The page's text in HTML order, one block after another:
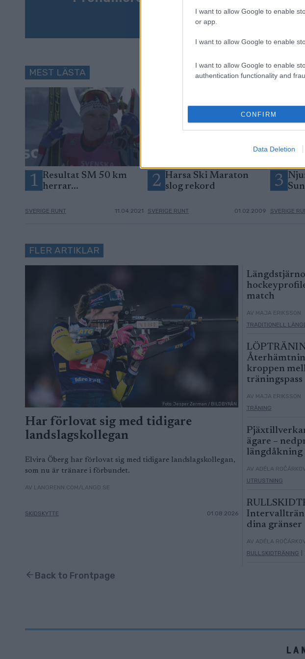
I want to allow Google to enable
or app.
I want to allow Google to enable
I want to allow Google to enable
authentication functionality and
CONFIRM
Data Deletion
MEST LÄSTA
1 Resultat SM 50 km
herrar...
SVERIGE RUNT 11.04.2021
2 Harsa Ski Maraton
slog rekord
SVERIGE RUNT 01.02.2009
3
SVERIGE
FLER ARTIKLAR
Foto: Jesper Zerman / BILDBYRÅN
Har förlovat sig med tidigare
landslagskollegan
Elvira Öberg har förlovat sig med tidigare landslagskollegan,
som nu är tränare i förbundet.
AV LANGRENN.COM/LANGD.SE
SKIDSKYTTE 01.08.2026
match
AV MAJA ERIKSSON
TRADITIONELL
kroppen
träningspass
AV MAJA ERIKSSON
TRÄNING
ägare –
längdåkning
AV ADÉLA
UTRUSTNING
dina gränser
AV ADÉLA
RULLSKIDTRÄNING
Back to Frontpage